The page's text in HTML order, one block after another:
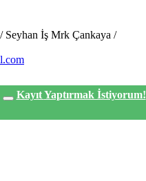
İş Mrk Çankaya /
KayıtYaptırmak İstiyorum!